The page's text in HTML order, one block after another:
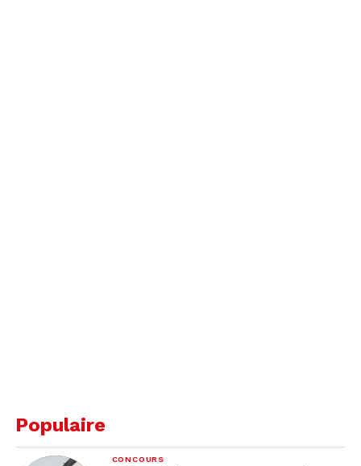
Populaire
CONCOURS